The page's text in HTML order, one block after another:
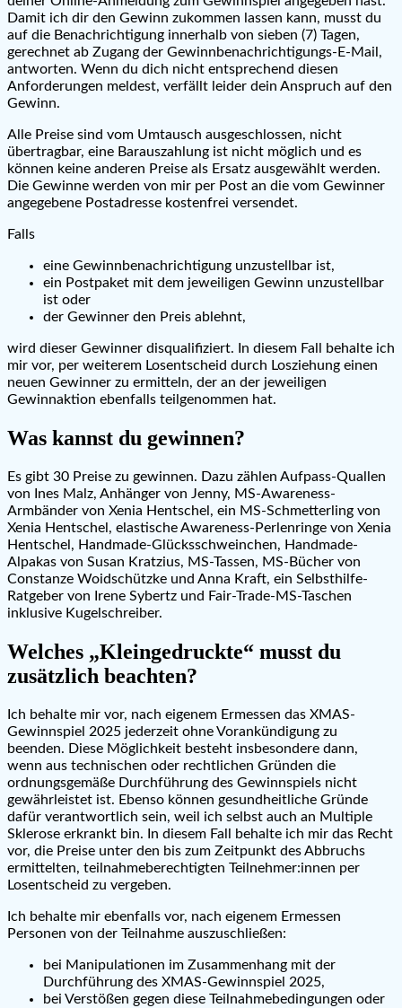
Damit ich dir den Gewinn zukommen lassen kann, musst du
auf die Benachrichtigung innerhalb von sieben (7) Tagen,
gerechnet ab Zugang der Gewinnbenachrichtigungs-E-Mail,
antworten. Wenn du dich nicht entsprechend diesen
Anforderungen meldest, verfällt leider dein Anspruch auf den
Gewinn.
Alle Preise sind vom Umtausch ausgeschlossen, nicht
übertragbar, eine Barauszahlung ist nicht möglich und es
können keine anderen Preise als Ersatz ausgewählt werden.
Die Gewinne werden von mir per Post an die vom Gewinner
angegebene Postadresse kostenfrei versendet.
Falls
eine Gewinnbenachrichtigung unzustellbar ist,
ein Postpaket mit dem jeweiligen Gewinn unzustellbar
ist oder
der Gewinner den Preis ablehnt,
wird dieser Gewinner disqualifiziert. In diesem Fall behalte ich
mir vor, per weiterem Losentscheid durch Losziehung einen
neuen Gewinner zu ermitteln, der an der jeweiligen
Gewinnaktion ebenfalls teilgenommen hat.
Was kannst du gewinnen?
Es gibt 30 Preise zu gewinnen. Dazu zählen Aufpass-Quallen
von Ines Malz, Anhänger von Jenny, MS-Awareness-
Armbänder von Xenia Hentschel, ein MS-Schmetterling von
Xenia Hentschel, elastische Awareness-Perlenringe von Xenia
Hentschel, Handmade-Glücksschweinchen, Handmade-
Alpakas von Susan Kratzius, MS-Tassen, MS-Bücher von
Constanze Woidschützke und Anna Kraft, ein Selbsthilfe-
Ratgeber von Irene Sybertz und Fair-Trade-MS-Taschen
inklusive Kugelschreiber.
Welches „Kleingedruckte“ musst du
zusätzlich beachten?
Ich behalte mir vor, nach eigenem Ermessen das XMAS-
Gewinnspiel 2025 jederzeit ohne Vorankündigung zu
beenden. Diese Möglichkeit besteht insbesondere dann,
wenn aus technischen oder rechtlichen Gründen die
ordnungsgemäße Durchführung des Gewinnspiels nicht
gewährleistet ist. Ebenso können gesundheitliche Gründe
dafür verantwortlich sein, weil ich selbst auch an Multiple
Sklerose erkrankt bin. In diesem Fall behalte ich mir das Recht
vor, die Preise unter den bis zum Zeitpunkt des Abbruchs
ermittelten, teilnahmeberechtigten Teilnehmer:innen per
Losentscheid zu vergeben.
Ich behalte mir ebenfalls vor, nach eigenem Ermessen
Personen von der Teilnahme auszuschließen:
bei Manipulationen im Zusammenhang mit der
Durchführung des XMAS-Gewinnspiel 2025,
bei Verstößen gegen diese Teilnahmebedingungen oder